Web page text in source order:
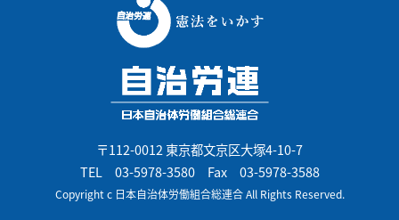
〒112-0012 東京都文京区大塚4-10-7
TEL 03-5978-3580Fax 03-5978-3588
Copyright c 日本自治体労働組合総連合 All Rights Reserved.